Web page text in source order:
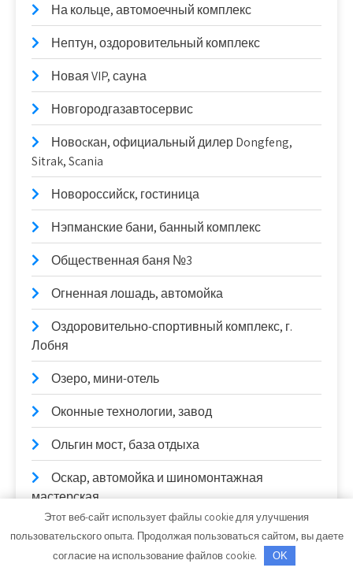
На кольце, автомоечный комплекс
Нептун, оздоровительный комплекс
Новая VIP, сауна
Новгородгазавтосервис
Новоcкан, официальный дилер Dongfeng,
Sitrak, Scania
Новороссийск, гостиница
Нэпманские бани, банный комплекс
Общественная баня №3
Огненная лошадь, автомойка
Оздоровительно-спортивный комплекс, г.
Лобня
Озеро, мини-отель
Оконные технологии, завод
Ольгин мост, база отдыха
Оскар, автомойка и шиномонтажная
мастерская
Охотничий Привал, русская баня на дровах
Паллада & Лакшми, сеть фитнес-центров и
Этот веб-сайт использует файлы cookie для улучшения
пользовательского опыта. Продолжая пользоваться сайтом, вы даете
согласие на использование файлов cookie.
OK